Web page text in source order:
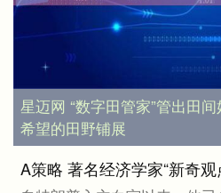
星迈网 “数字田管家”管出田
希望的田野铺展